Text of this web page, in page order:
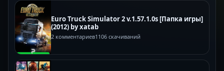
Euro Truck Simulator 2 v.1.57.1.0s [Папка игры]
(2012) by xatab
2 комментариев1106 скачиваний